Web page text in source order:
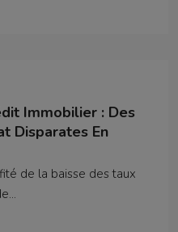
Immobilier : Des
Disparates En
de la baisse des taux